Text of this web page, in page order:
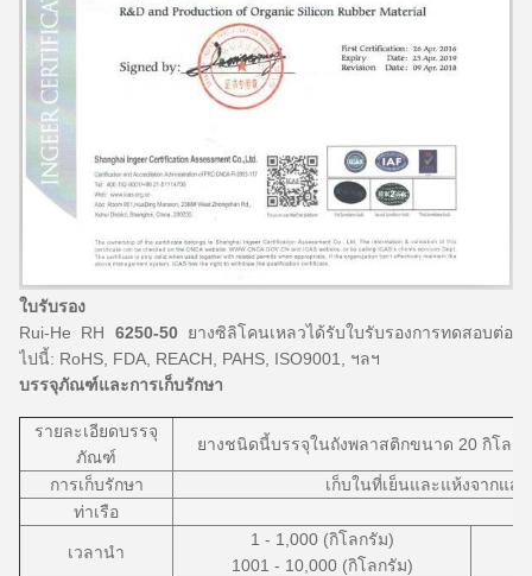
ใบรับรอง
Rui-He RH 6250-50ยางซิลิโคนเหลวได้รับใบรับรองการทดสอบต่อ
ไปนี้: RoHS, FDA, REACH, PAHS, ISO9001, ฯลฯ
บรรจุภัณฑ์และการเก็บรักษา
รายละเอียดบรรจุ
ภัณฑ์
ยางชนิดนี้บรรจุในถังพลาสติกขนาด 20 กิโลก
การเก็บรักษา
เก็บในที่เย็นและแห้งจากแส
ท่าเรือ
เวลานำ
1 - 1,000 (กิโลกรัม)
1001 - 10,000 (กิโลกรัม)